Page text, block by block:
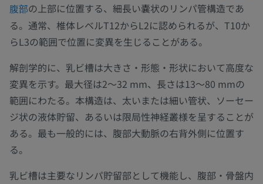
腹部の上部に位置する、細長い嚢状のリンパ管構造であ
る。通常、椎体レベルT12からL2に認められるが、T10か
らL3の範囲で位置に変異を生じることがある。
解剖学的に、乳ビ槽は大きさ・形態・形状において高度な
変異を示す。最大径は2〜32 mm、長さは13〜80 mmの
範囲にわたる。本構造は、太いまたは細い管状、ソーセー
ジ状の液体貯留、あるいは限局性神経叢様を呈することが
ある。最も一般的には、腹部大動脈の右背外側に位置す
る。
乳ビ槽は主要なリンパ貯留部として機能し、腹部・骨盤内